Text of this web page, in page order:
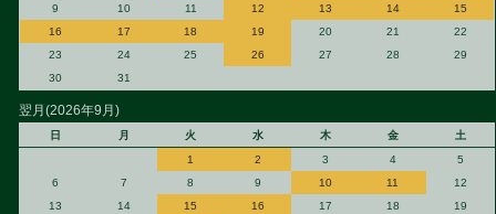
9
10 11 12 13 14
15
16
17 18 19 20 21
22
23
24 25 26 27 28
29
30
31
翌月(2026年9月)
日 月 火 水 木 金
土
1
2 3 4
5
6
7 8 9 10 11
12
13
14 15 16 17 18
19